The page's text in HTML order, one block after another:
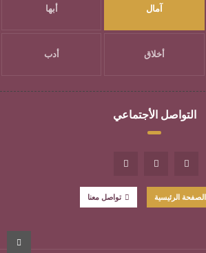
آمال أبها
أخلاق أدب
التواصل الأجتماعي
الصفحة الرئيسية تواصل معنا